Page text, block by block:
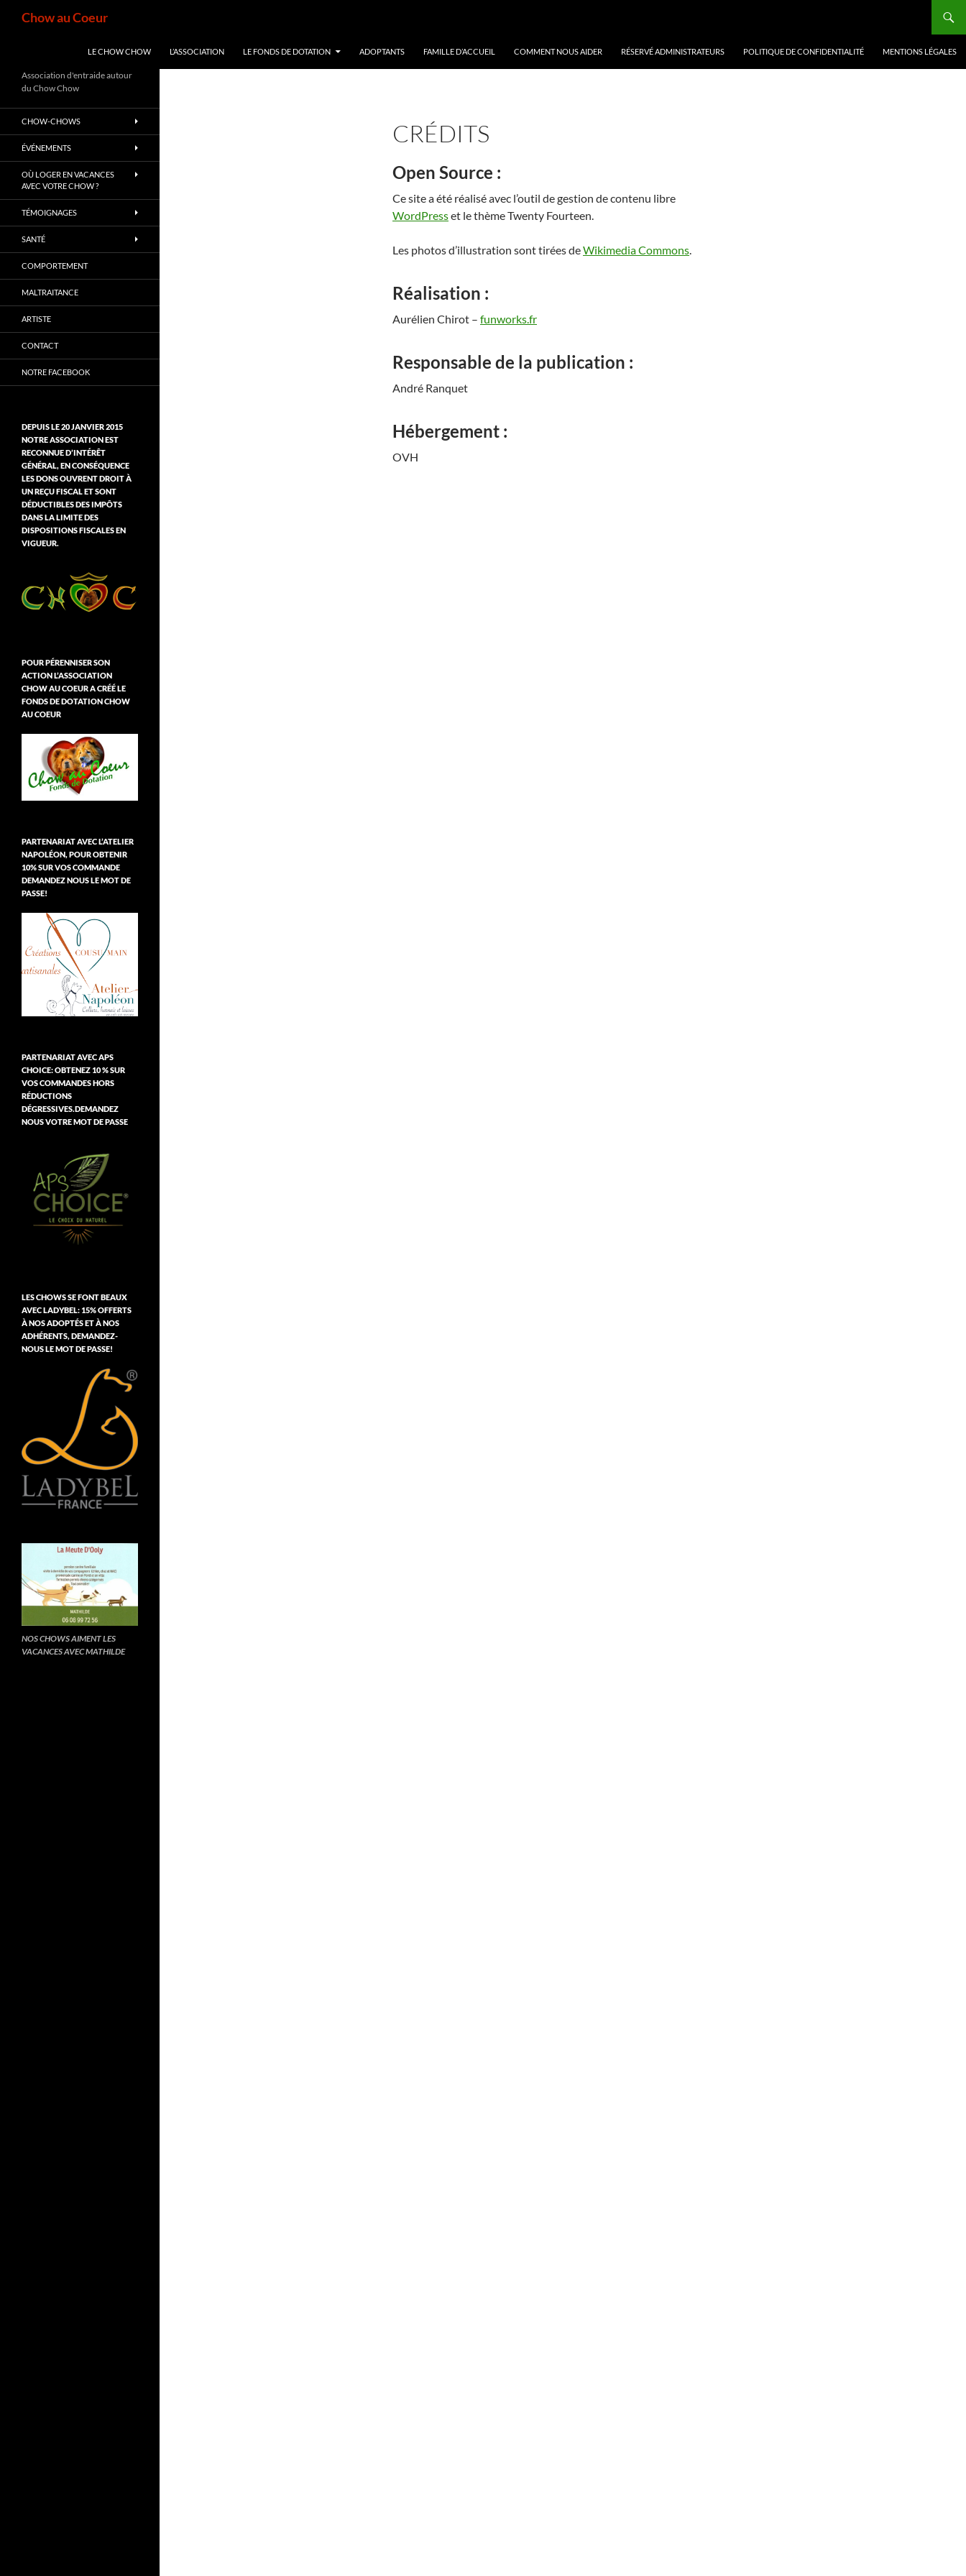
Chow au Coeur
LE CHOW CHOW L’ASSOCIATION LE FONDS DE DOTATION ADOPTANTS FAMILLE D’ACCUEIL COMMENT NOUS AIDER RÉSERVÉ ADMINISTRATEURS POLITIQUE DE CONFIDENTIALITÉ MENTIONS LÉGALES
CRÉDITS
Open Source :
Ce site a été réalisé avec l’outil de gestion de contenu libre
WordPresset le thème Twenty Fourteen.
Les photos d’illustration sont tirées deWikimedia Commons.
Réalisation :
Aurélien Chirot – funworks.fr
Responsable de la publication :
André Ranquet
Hébergement :
OVH
Association d'entraide autour
du Chow Chow
CHOW-CHOWS
ÉVÉNEMENTS
OÙ LOGER EN VACANCES
AVEC VOTRE CHOW ?
TÉMOIGNAGES
SANTÉ
COMPORTEMENT
MALTRAITANCE
ARTISTE
CONTACT
NOTRE FACEBOOK
DEPUIS LE 20 JANVIER 2015
NOTRE ASSOCIATION EST
RECONNUE D’INTÉRÊT
GÉNÉRAL, EN CONSÉQUENCE
LES DONS OUVRENT DROIT À
UN REÇU FISCAL ET SONT
DÉDUCTIBLES DES IMPÔTS
DANS LA LIMITE DES
DISPOSITIONS FISCALES EN
VIGUEUR.
POUR PÉRENNISER SON
ACTION L’ASSOCIATION
CHOW AU COEUR A CRÉÉ LE
FONDS DE DOTATION CHOW
AU COEUR
PARTENARIAT AVEC L’ATELIER
NAPOLÉON, POUR OBTENIR
10% SUR VOS COMMANDE
DEMANDEZ NOUS LE MOT DE
PASSE!
PARTENARIAT AVEC APS
CHOICE: OBTENEZ 10 % SUR
VOS COMMANDES HORS
RÉDUCTIONS
DÉGRESSIVES.DEMANDEZ
NOUS VOTRE MOT DE PASSE
LES CHOWS SE FONT BEAUX
AVEC LADYBEL: 15% OFFERTS
À NOS ADOPTÉS ET À NOS
ADHÉRENTS, DEMANDEZ-
NOUS LE MOT DE PASSE!
NOS CHOWS AIMENT LES
VACANCES AVEC MATHILDE